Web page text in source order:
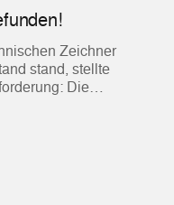
Zeichner
stand, stellte
Die
sondern